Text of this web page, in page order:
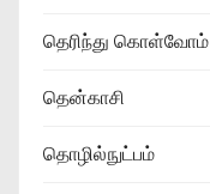
தெரிந்து கொள்வோம்
தென்காசி
தொழில்நுட்பம்